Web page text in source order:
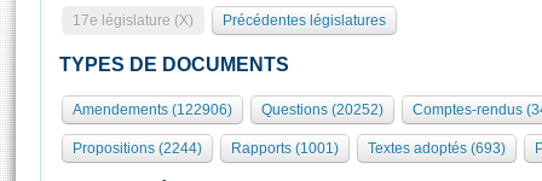
Présidence
577 députés
Groupes politiques
Séance publique
Commissions et autres organes
Europe et International
Rôle et pouvoirs de l'Assemblée
Organisation de l'Assemblée
Présidence Conférence des Présidents Bureau Collège des
Visiter l'Assemblée
Visite virtuelle du palais Bourbon
Assister à une séance
17e législature (X) Précédentes législatures
TYPES DE DOCUMENTS
Amendements (122906) Questions (20252) Comptes-rendus
Propositions (2244) Rapports (1001) Textes adoptés (693)